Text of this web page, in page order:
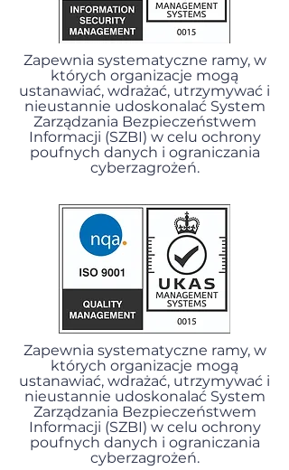
Zapewnia systematyczne ramy, w
których organizacje mogą
ustanawiać, wdrażać, utrzymywać i
nieustannie udoskonalać System
Zarządzania Bezpieczeństwem
Informacji (SZBI) w celu ochrony
poufnych danych i ograniczania
cyberzagrożeń.
Zapewnia systematyczne ramy, w
których organizacje mogą
ustanawiać, wdrażać, utrzymywać i
nieustannie udoskonalać System
Zarządzania Bezpieczeństwem
Informacji (SZBI) w celu ochrony
poufnych danych i ograniczania
cyberzagrożeń.